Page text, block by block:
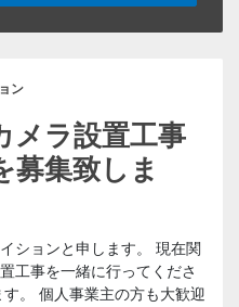
ン
メラ設置工事
募集致しま
ションと申します。 現在関
工事を一緒に行ってくださ
。 個人事業主の方も大歓迎